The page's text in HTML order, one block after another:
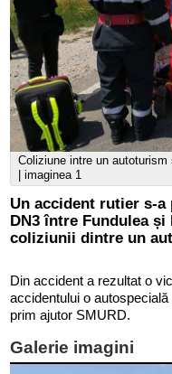
Coliziune intre un
| imaginea 1
Un accident rutier s-
DN3 între Fundulea
coliziunii dintre un
Din accident a rezultat o
accidentului o
prim ajutor SMURD.
Galerie imagini